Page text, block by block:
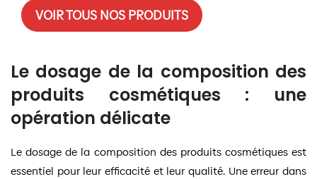
VOIR TOUS NOS PRODUITS
Le dosage de la composition des
produits cosmétiques : une
opération délicate
Le dosage de la composition des produits cosmétiques est
essentiel pour leur efficacité et leur qualité. Une erreur dans